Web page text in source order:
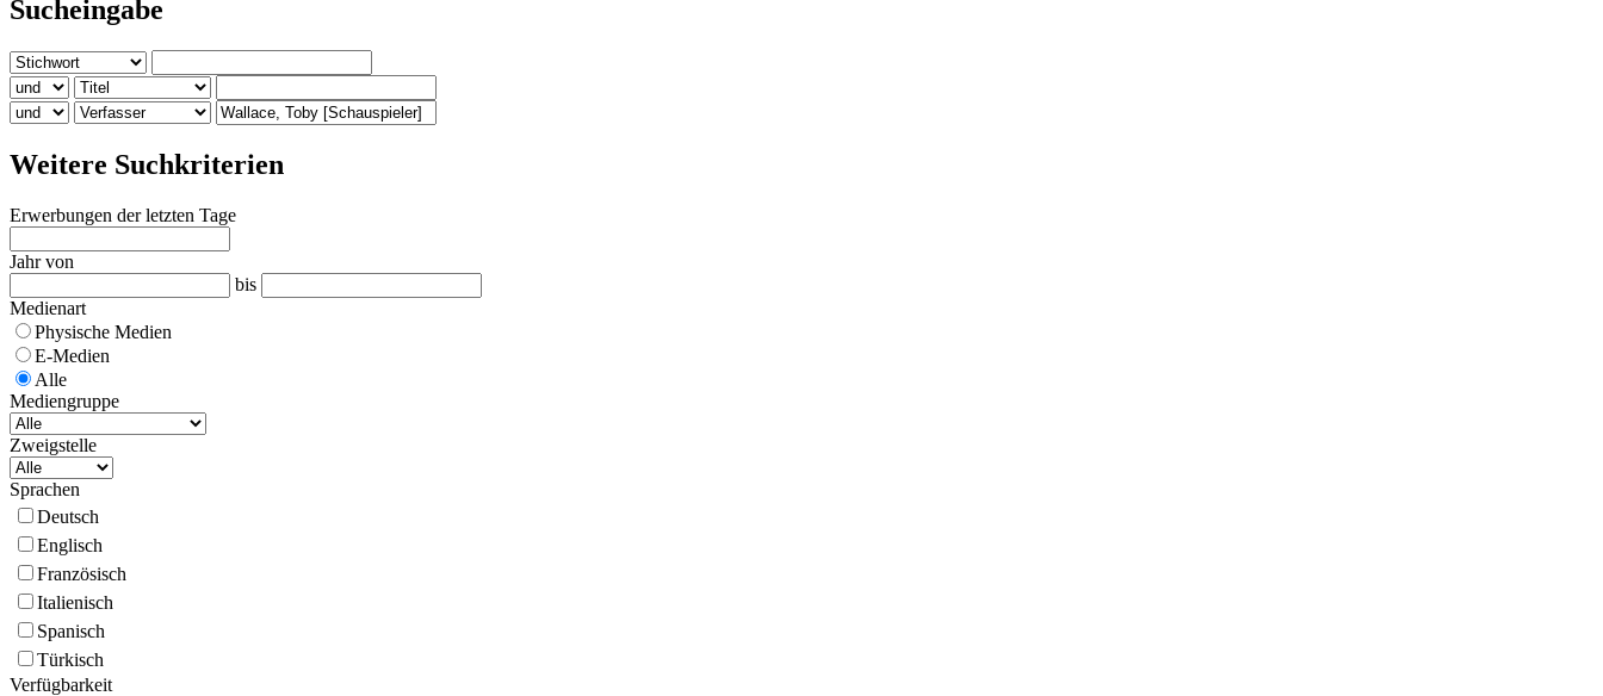
Sucheingabe
Weitere Suchkriterien
Erwerbungen der letzten Tage
Jahr von
bis
Medienart
Physische Medien
E-Medien
Alle
Mediengruppe
Zweigstelle
Sprachen
Deutsch
Englisch
Französisch
Italienisch
Spanisch
Türkisch
Verfügbarkeit